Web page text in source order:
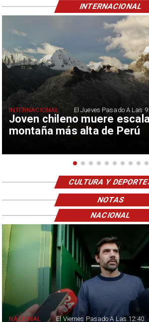
Joven chileno muere
montaña más alta de Perú
INTERNACIONAL El Jueves Pasado A Las
INTERNACIONAL
CULTURA Y
NOTAS
NACIONAL El Viernes Pasado A Las 12:40
NACIONAL